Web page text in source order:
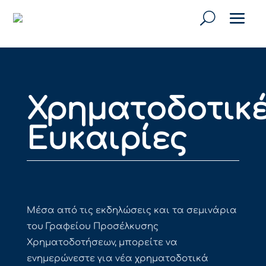
Ευκαιρίες
Μέσα από τις εκδηλώσεις και τα σεμινάρια
του Γραφείου Προσέλκυσης
Χρηματοδοτήσεων, μπορείτε να
ενημερώνεστε για νέα χρηματοδοτικά